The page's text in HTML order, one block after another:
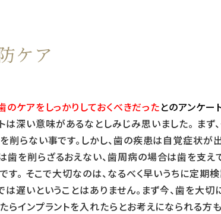
ケア
のケアをしっかりしておくべきだったとのアンケー
は深い意味があるなとしみじみ思いました。 まず
削らない事です。しかし、歯の疾患は自覚症状が
を削らざるおえない、歯周病の場合は歯を支え
。 そこで大切なのは、なるべく早いうちに定期
遅いということはありません。まず今、歯を大切
らインプラントを入れたらとお考えになられる方